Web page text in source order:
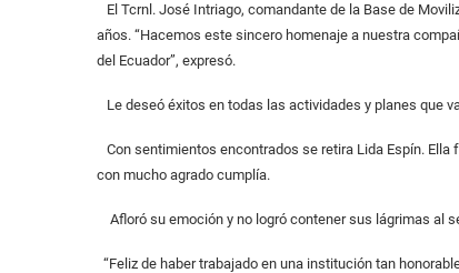
El Tcrnl. José Intriago, comandante de la Base de
años. “Hacemos este sincero homenaje a nuestra
del Ecuador”, expresó.
Le deseó éxitos en todas las actividades y planes que
Con sentimientos encontrados se retira Lida Espín.
con mucho agrado cumplía.
Afloró su emoción y no logró contener sus lágrimas al
“Feliz de haber trabajado en una institución tan